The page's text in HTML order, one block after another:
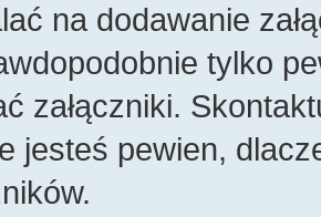
na dodawanie
tylko
załączniki.
jesteś pewien,